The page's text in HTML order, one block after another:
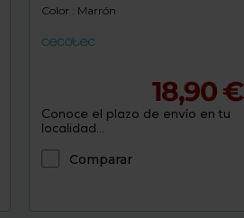
Color : Marrón
18,90 €
Conoce el plazo de envío en tu
localidad...
Comparar